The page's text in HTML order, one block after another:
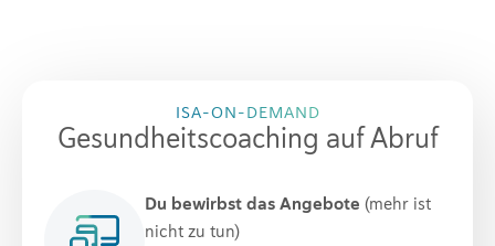
ISA-ON-DEMAND
Gesundheitscoaching auf Abruf
Du bewirbst das Angebote (mehr ist
nicht zu tun)